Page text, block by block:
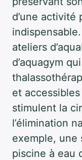
d’une activité
ateliers
d’aquagym
et
stimulent la
l’élimination
exemple, une
piscine à eau